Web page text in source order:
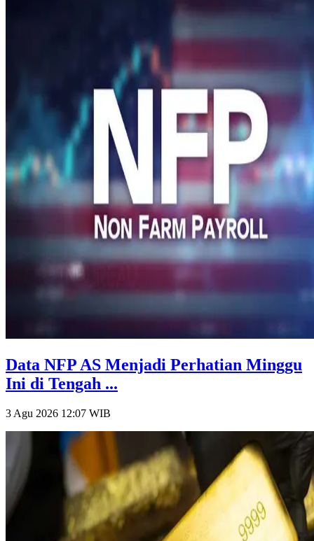
Data NFP AS Menjadi Perhatian Minggu
Ini di Tengah ...
3 Agu 2026 12:07 WIB